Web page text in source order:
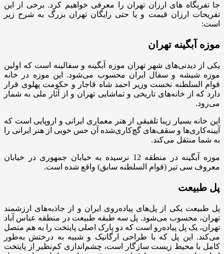
جا تفریگاه های ارزان تهران را معرفی خواهیم کرد. برخی از این
تفریحات ارزان قیمت و یا حتی رایگان تهران بزرگ به شرح زیر
است:
موزه آبگینه تهران
یکی از دیدنی‌های شهر تهران موزه آبگینه و سفالینه است که اولین
موزه شیشه و سفال ایران محسوب می‌شود. این موزه در خانه
قوام السلطنه نخست وزیر احمد شاه قاجار و حکومت پهلوی قرار
دارد که از خانه‌های تاریخی و تماشایی تهران و از آثار ملی به شمار
می‌رود.
این خانه بسیار زیبا تلفیقی از هنر معماری ایرانی و اروپایی است که
آیینه‌کاری‌ها و سقف‌های گچ‌کاری‌شده آن حس خوبی از هنر ایرانی را
به شما منتقل می‌کند.
موزه آبگینه در منطقه 12 نرسیده به خیابان جمهوری در خیابان
معروف سی تیر (قوام السلطنه سابق) واقع شده است.
پل طبیعت
پل طبیعت یکی از پل‌های پیاده‌روی ایران و از جاذبه‌های ارزشمند
تهران، محسوب می‌شود. پل سه طبقه طبیعت در منطقه عباس آباد
تهران، یک پل پیاده‌رو است که دو پارک اصلی پایتخت را به هم متصل
می‌کند. این پل که با طراحی ارگانیک و شبیه به درختش به‌طور
کامل با محیط زیست سازگار است، چشم‌اندازی کم‌نظیر از پایتخت